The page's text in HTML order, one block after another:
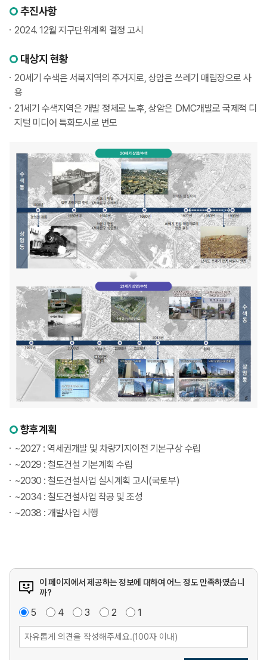
추진사항
2024. 12월 지구단위계획 결정 고시
대상지 현황
20세기 수색은 서북지역의 주거지로, 상암은 쓰레기 매립장으로 사
용
21세기 수색지역은 개발 정체로 노후, 상암은 DMC개발로 국제적 디
지털 미디어 특화도시로 변모
향후계획
~2027 : 역세권개발 및 차량기지이전 기본구상 수립
~2029 : 철도건설 기본계획 수립
~2030 : 철도건설사업 실시계획 고시(국토부)
~2034 : 철도건설사업 착공 및 조성
~2038 : 개발사업 시행
이 페이지에서 제공하는 정보에 대하여 어느 정도 만족하였습니
까?
매
우
만
족
5
만
족
4점
보
통
3
불
만
족
2
매
우
불
만
1